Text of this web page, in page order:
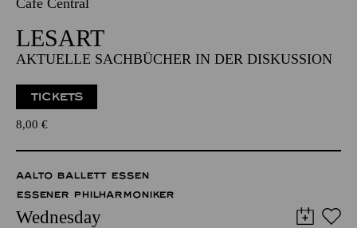
Café Central
LESART
AKTUELLE SACHBÜCHER IN DER DISKUSSION
TICKETS
8,00 €
AALTO BALLETT ESSEN
ESSENER PHILHARMONIKER
Wednesday